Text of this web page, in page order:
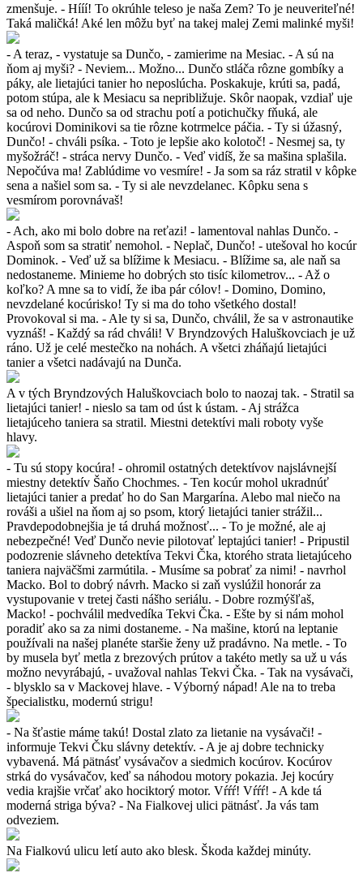
zmenšuje. - Hííí! To okrúhle teleso je naša Zem? To je neuveriteľné!
Taká maličká! Aké len môžu byť na takej malej Zemi malinké myši!
- A teraz, - vystatuje sa Dunčo, - zamierime na Mesiac. - A sú na
ňom aj myši? - Neviem... Možno... Dunčo stláča rôzne gombíky a
páky, ale lietajúci tanier ho neposlúcha. Poskakuje, krúti sa, padá,
potom stúpa, ale k Mesiacu sa nepribližuje. Skôr naopak, vzdiaľ uje
sa od neho. Dunčo sa od strachu potí a potichučky fňuká, ale
kocúrovi Dominikovi sa tie rôzne kotrmelce páčia. - Ty si úžasný,
Dunčo! - chváli psíka. - Toto je lepšie ako kolotoč! - Nesmej sa, ty
myšožráč! - stráca nervy Dunčo. - Veď vidíš, že sa mašina splašila.
Nepočúva ma! Zablúdime vo vesmíre! - Ja som sa ráz stratil v kôpke
sena a našiel som sa. - Ty si ale nevzdelanec. Kôpku sena s
vesmírom porovnávaš!
- Ach, ako mi bolo dobre na reťazi! - lamentoval nahlas Dunčo. -
Aspoň som sa stratiť nemohol. - Neplač, Dunčo! - utešoval ho kocúr
Dominok. - Veď už sa blížime k Mesiacu. - Blížime sa, ale naň sa
nedostaneme. Minieme ho dobrých sto tisíc kilometrov... - Až o
koľko? A mne sa to vidí, že iba pár cólov! - Domino, Domino,
nevzdelané kocúrisko! Ty si ma do toho všetkého dostal!
Provokoval si ma. - Ale ty si sa, Dunčo, chválil, že sa v astronautike
vyznáš! - Každý sa rád chváli! V Bryndzových Haluškovciach je už
ráno. Už je celé mestečko na nohách. A všetci zháňajú lietajúci
tanier a všetci nadávajú na Dunča.
A v tých Bryndzových Haluškovciach bolo to naozaj tak. - Stratil sa
lietajúci tanier! - nieslo sa tam od úst k ústam. - Aj strážca
lietajúceho taniera sa stratil. Miestni detektívi mali roboty vyše
hlavy.
- Tu sú stopy kocúra! - ohromil ostatných detektívov najslávnejší
miestny detektív Šaňo Chochmes. - Ten kocúr mohol ukradnúť
lietajúci tanier a predať ho do San Margarína. Alebo mal niečo na
rováši a ušiel na ňom aj so psom, ktorý lietajúci tanier strážil...
Pravdepodobnejšia je tá druhá možnosť... - To je možné, ale aj
nebezpečné! Veď Dunčo nevie pilotovať leptajúci tanier! - Pripustil
podozrenie slávneho detektíva Tekvi Čka, ktorého strata lietajúceho
taniera najväčšmi zarmútila. - Musíme sa pobrať za nimi! - navrhol
Macko. Bol to dobrý návrh. Macko si zaň vyslúžil honorár za
vystupovanie v tretej časti nášho seriálu. - Dobre rozmýšľaš,
Macko! - pochválil medvedíka Tekvi Čka. - Ešte by si nám mohol
poradiť ako sa za nimi dostaneme. - Na mašine, ktorú na leptanie
používali na našej planéte staršie ženy už pradávno. Na metle. - To
by musela byť metla z brezových prútov a takéto metly sa už u vás
možno nevyrábajú, - uvažoval nahlas Tekvi Čka. - Tak na vysávači,
- blysklo sa v Mackovej hlave. - Výborný nápad! Ale na to treba
špecialistku, modernú strigu!
- Na šťastie máme takú! Dostal zlato za lietanie na vysávači! -
informuje Tekvi Čku slávny detektív. - A je aj dobre technicky
vybavená. Má pätnásť vysávačov a siedmich kocúrov. Kocúrov
strká do vysávačov, keď sa náhodou motory pokazia. Jej kocúry
vedia krajšie vrčať ako hociktorý motor. Vŕŕŕ! Vŕŕŕ! - A kde tá
moderná striga býva? - Na Fialkovej ulici pätnásť. Ja vás tam
odveziem.
Na Fialkovú ulicu letí auto ako blesk. Škoda každej minúty.